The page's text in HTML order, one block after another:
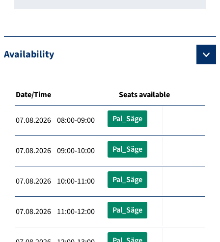
Availability
Date/Time Seats available
07.08.2026 08:00-09:00 Pal_Säge
07.08.2026 09:00-10:00 Pal_Säge
07.08.2026 10:00-11:00 Pal_Säge
07.08.2026 11:00-12:00 Pal_Säge